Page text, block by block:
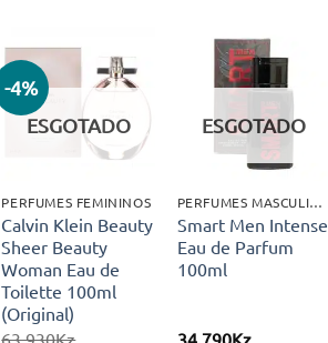
-4%
Adicionar
desejos
ESGOTADO
PERFUMES FEMININOS
Calvin Klein Beauty
Sheer Beauty
Woman Eau de
Toilette 100ml
(Original)
63.930Kz
Adicionar
aos meus
desejos
ESGOTADO
PERFUMES MASCULINOS
Smart Men Intense
Eau de Parfum
100ml
34.790Kz